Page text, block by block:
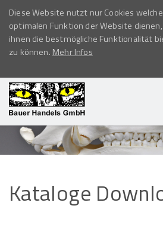
Diese Website nutzt nur Cookies
optimalen Funktion der Website
ihnen die bestmögliche Funktionalität
zu können. Mehr Infos
Kataloge